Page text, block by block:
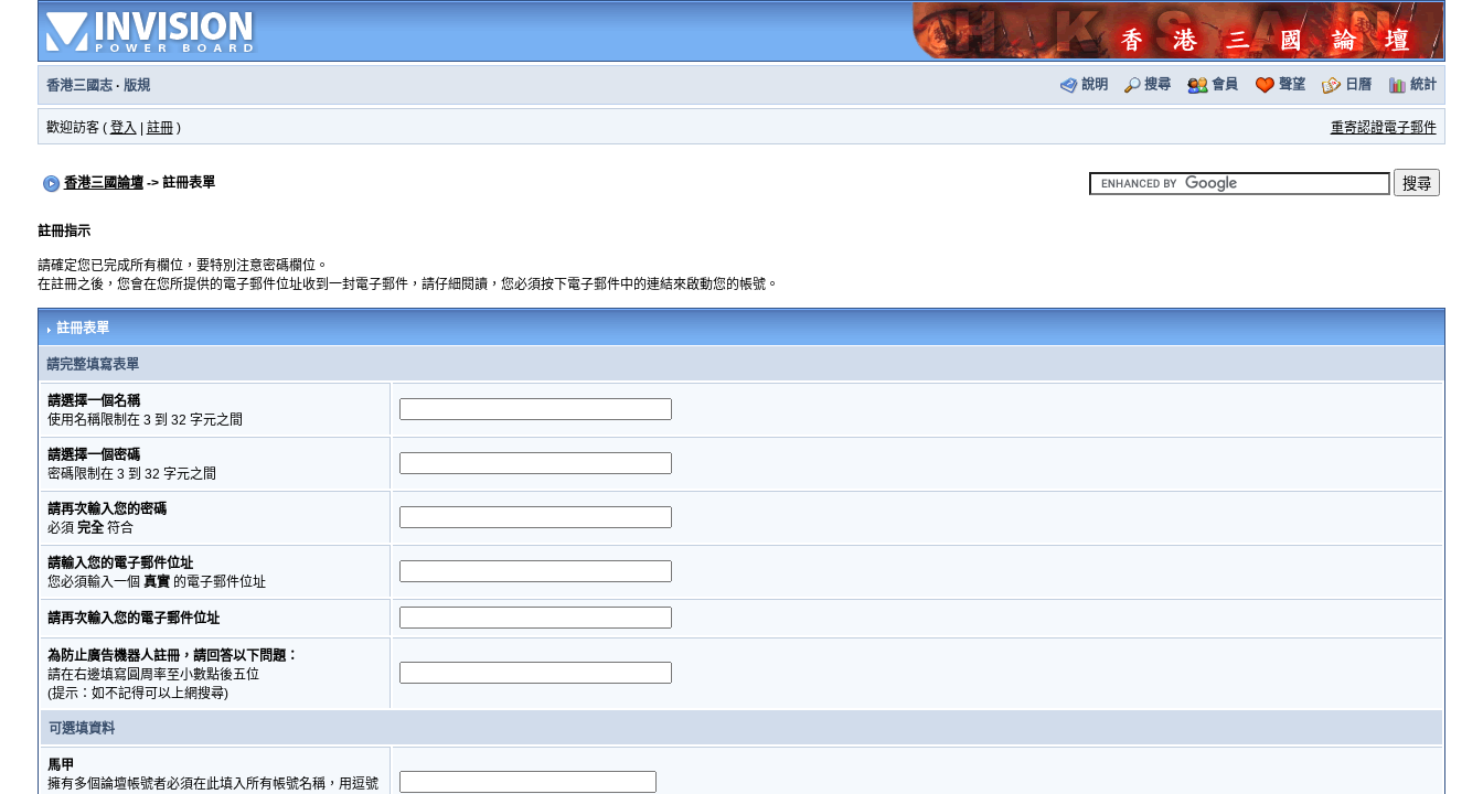
香港三國志· 版規 說明 搜尋 會員 聲望 日曆 統計
歡迎訪客 ( 登入 註冊) 重寄認證電子郵件
香港三國論壇-> 註冊表單
註冊指示
請確定您已完成所有欄位，要特別注意密碼欄位。
在註冊之後，您會在您所提供的電子郵件位址收到一封電子郵件，請仔細閱讀，您必須按下電子郵件中的連結來啟動您的帳號。
註冊表單
請完整填寫表單
請選擇一個名稱
使用名稱限制在 3 到 32 字元之間
請選擇一個密碼
密碼限制在 3 到 32 字元之間
請再次輸入您的密碼
必須 完全符合
請輸入您的電子郵件位址
您必須輸入一個 真實的電子郵件位址
請再次輸入您的電子郵件位址
為防止廣告機器人註冊，請回答以下問題：
請在右邊填寫圓周率至小數點後五位
(提示：如不記得可以上網搜尋)
可選填資料
馬甲
擁有多個論壇帳號者必須在此填入所有帳號名稱，用逗號